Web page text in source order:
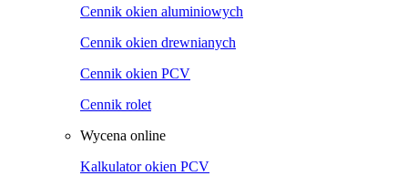
Cennik okien aluminiowych
Cennik okien drewnianych
Cennik okien PCV
Cennik rolet
Wycena online
Kalkulator okien PCV